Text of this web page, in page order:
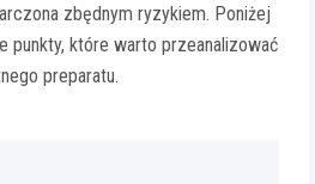
zbędnym ryzykiem. Poniżej
punkty, które warto przeanalizować
preparatu.